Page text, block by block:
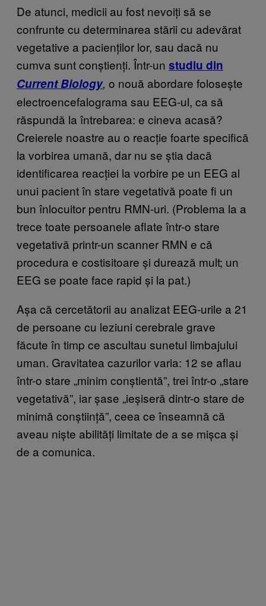
De atunci, medicii au fost nevoiți să se
confrunte cu determinarea stării cu adevărat
vegetative a pacienților lor, sau dacă nu
cumva sunt conștienți. Într-un studiu din
Current Biology, o nouă abordare folosește
electroencefalograma sau EEG-ul, ca să
răspundă la întrebarea: e cineva acasă?
Creierele noastre au o reacție foarte specifică
la vorbirea umană, dar nu se știa dacă
identificarea reacției la vorbire pe un EEG al
unui pacient în stare vegetativă poate fi un
bun înlocuitor pentru RMN-uri. (Problema la a
trece toate persoanele aflate într-o stare
vegetativă printr-un scanner RMN e că
procedura e costisitoare și durează mult; un
EEG se poate face rapid și la pat.)
Așa că cercetătorii au analizat EEG-urile a 21
de persoane cu leziuni cerebrale grave
făcute în timp ce ascultau sunetul limbajului
uman. Gravitatea cazurilor varia: 12 se aflau
într-o stare „minim conștientă”, trei într-o „stare
vegetativă”, iar șase „ieșiseră dintr-o stare de
minimă conștiință”, ceea ce înseamnă că
aveau niște abilități limitate de a se mișca și
de a comunica.